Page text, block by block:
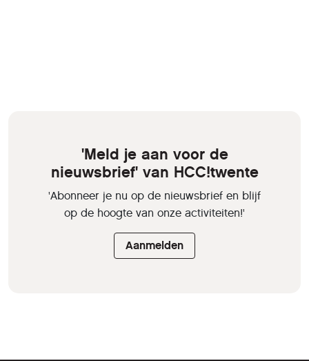
'Meld je aan voor de
nieuwsbrief' van HCC!twente
'Abonneer je nu op de nieuwsbrief en blijf
op de hoogte van onze activiteiten!'
Aanmelden